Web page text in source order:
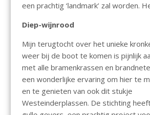
een prachtig ‘landmark’ zal worden.
Diep-wijnrood
Mijn terugtocht over het unieke
weer bij de boot te komen is pijnlijk
met alle bramenkrassen en
een wonderlijke ervaring om hier te
en te genieten van ook dit stukje
Westeinderplassen. De stichting